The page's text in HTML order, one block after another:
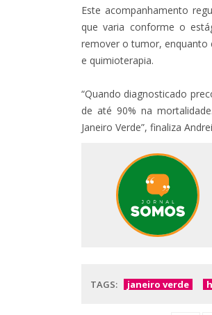
Este acompanhamento
que varia conforme o
remover o tumor, enquanto
e quimioterapia.
“Quando diagnosticado
de até 90% na
Janeiro Verde”, finaliza
TAGS: janeiro verde